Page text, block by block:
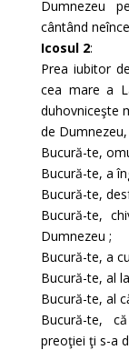
Dumnezeu
cântând
Icosul 2:
Prea iubitor
cea mare a
duhovniceşte
de
Bucură-te,
Bucură-te, a
Bucură-te,
Bucură-te,
Dumnezeu ;
Bucură-te, a
Bucură-te, al
Bucură-te, al
Bucură-te,
preoţiei ţi s-a